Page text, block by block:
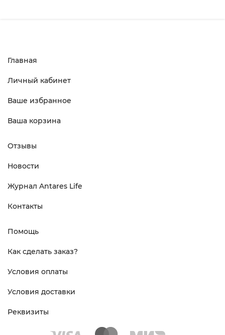
Главная
Личный кабинет
Ваше избранное
Ваша корзина
Отзывы
Новости
Журнал Antares Life
Контакты
Помощь
Как сделать заказ?
Условия оплаты
Условия доставки
Реквизиты